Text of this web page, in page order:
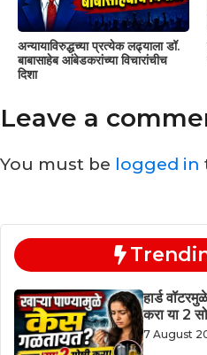
अन्यायाविरुद्धच्या प्रत्येक लढ्याला डॉ.
बाबासाहेब आंबेडकरांच्या विचारांचीच
दिशा
Leave a
You must be logged in
हार्ड
करा या 2
7 August